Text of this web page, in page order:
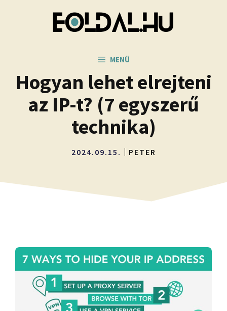
MENÜ
Hogyan lehet elrejteni
az IP-t? (7 egyszerű
technika)
2024.09.15. PETER